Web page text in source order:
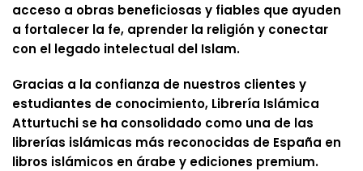
acceso a obras beneficiosas y fiables que ayuden
a fortalecer la fe, aprender la religión y conectar
con el legado intelectual del Islam.
Gracias a la confianza de nuestros clientes y
estudiantes de conocimiento, Librería Islámica
Atturtuchi se ha consolidado como una de las
librerías islámicas más reconocidas de España en
libros islámicos en árabe y ediciones premium.